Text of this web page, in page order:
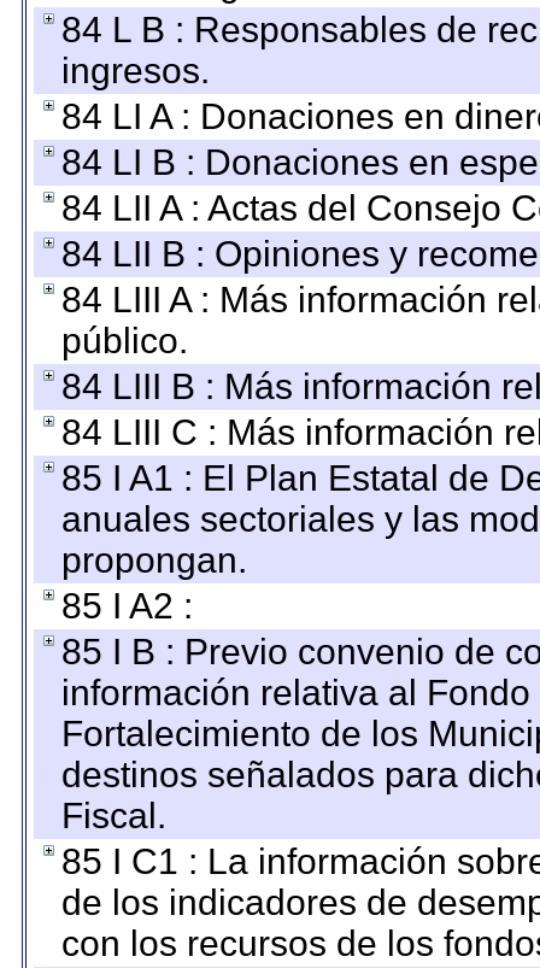
84 L B : Responsables de
ingresos.
84 LI A : Donaciones en
84 LI B : Donaciones en
84 LII A : Actas del Consejo
84 LII B : Opiniones y
84 LIII A : Más información
público.
84 LIII B : Más información
84 LIII C : Más información
85 I A1 : El Plan Estatal de
anuales sectoriales y las
propongan.
85 I A2 :
85 I B : Previo convenio de
información relativa al
Fortalecimiento de los
destinos señalados para
Fiscal.
85 I C1 : La información
de los indicadores de
con los recursos de los